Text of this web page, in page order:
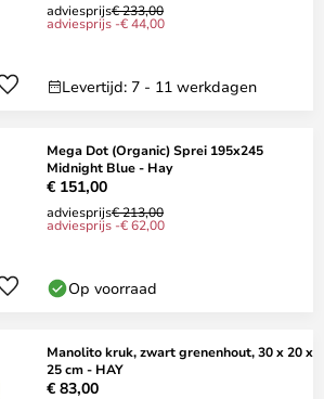
adviesprijs€ 233,00
adviesprijs -€ 44,00
Levertijd: 7 - 11 werkdagen
Mega Dot (Organic) Sprei 195x245
Midnight Blue - Hay
€ 151,00
adviesprijs€ 213,00
adviesprijs -€ 62,00
Op voorraad
Manolito kruk, zwart grenenhout, 30 x 20 x
25 cm - HAY
€ 83,00